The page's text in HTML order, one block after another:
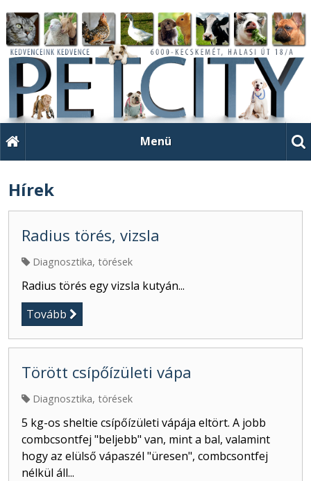
Menü
Hírek
Radius törés, vizsla
Diagnosztika, törések
Radius törés egy vizsla kutyán...
Tovább
Törött csípőízületi vápa
Diagnosztika, törések
5 kg-os sheltie csípőízületi vápája eltört. A jobb
combcsontfej "beljebb" van, mint a bal, valamint
hogy az elülső vápaszél "üresen", combcsontfej
nélkül áll...